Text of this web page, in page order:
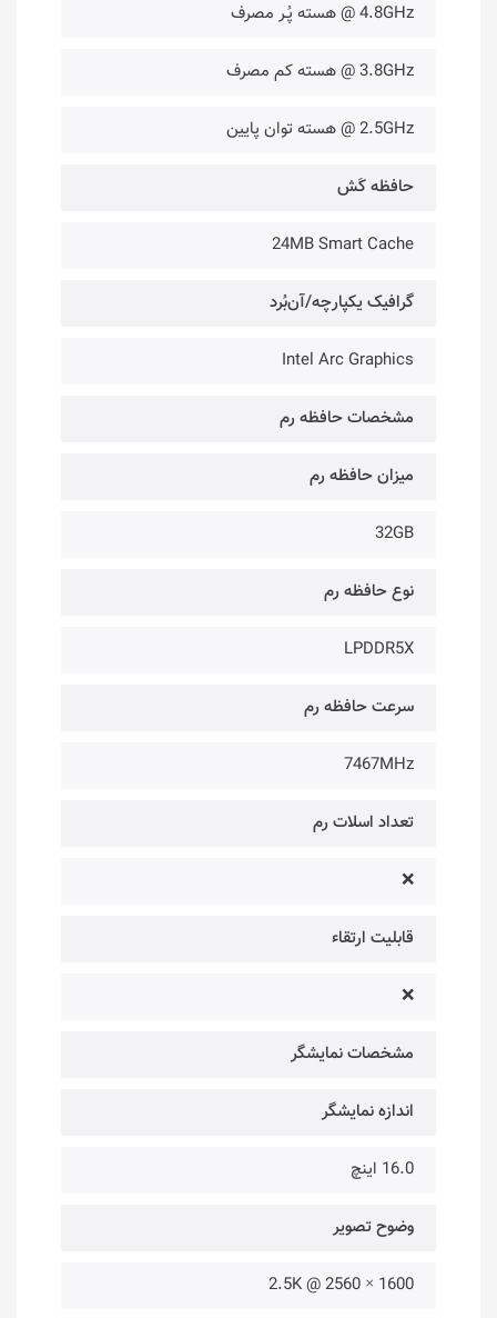
4.8GHz @ هسته پُـر مصرف
3.8GHz @ هسته کم مصرف
2.5GHz @ هسته توان پایین
حافظه کَش
24MB Smart Cache
گرافیک یکپارچه/آن‌بُرد
Intel Arc Graphics
مشخصات حافظه رم
میزان حافظه رم
32GB
نوع حافظه رم
LPDDR5X
سرعت حافظه رم
7467MHz
تعداد اسلات رم
❌
قابلیت ارتقاء
❌
مشخصات نمایشگر
اندازه نمایشگر
16.0 اینچ
وضوح تصویر
1600 × 2560 @ 2.5K